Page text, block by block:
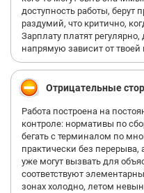
доступность работы, берут
раздумий, что критично,
Зарплату платят
напрямую зависит от
Отрицательные
Работа построена на
контроле: нормативы по
бегать с терминалом по
практически без перерыва,
уже могут вызвать для
соответствуют
зонах холодно, летом